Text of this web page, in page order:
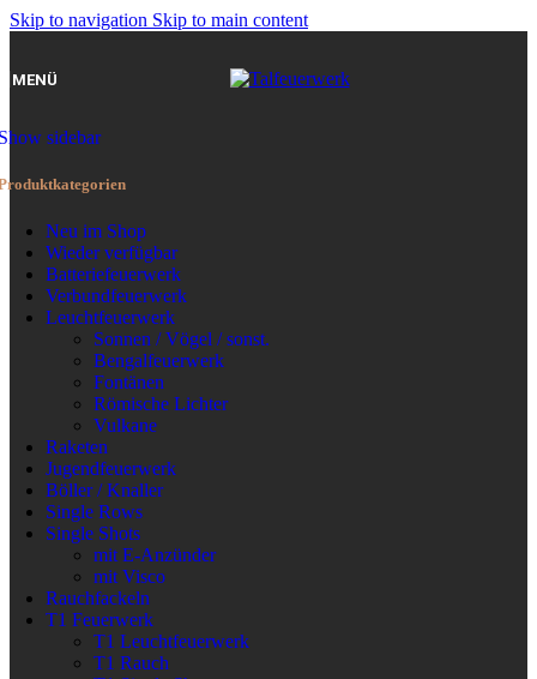
Skip to navigation Skip to main content
MENÜ
sidebar
Neu im Shop
Wieder verfügbar
Batteriefeuerwerk
Verbundfeuerwerk
Leuchtfeuerwerk
Sonnen / Vögel / sonst.
Bengalfeuerwerk
Fontänen
Römische Lichter
Vulkane
Raketen
Jugendfeuerwerk
Böller / Knaller
Single Rows
Single Shots
mit E-Anzünder
mit Visco
Rauchfackeln
T1 Feuerwerk
T1 Leuchtfeuerwerk
T1 Rauch